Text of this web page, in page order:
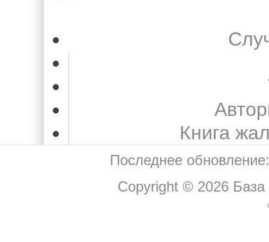
Книга
Последнее
Copyright © 2026 База